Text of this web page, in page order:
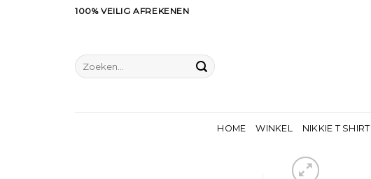
100% VEILIG AFREKENEN
Zoeken
naar:
HOME WINKEL NIKKIE T SHIRT